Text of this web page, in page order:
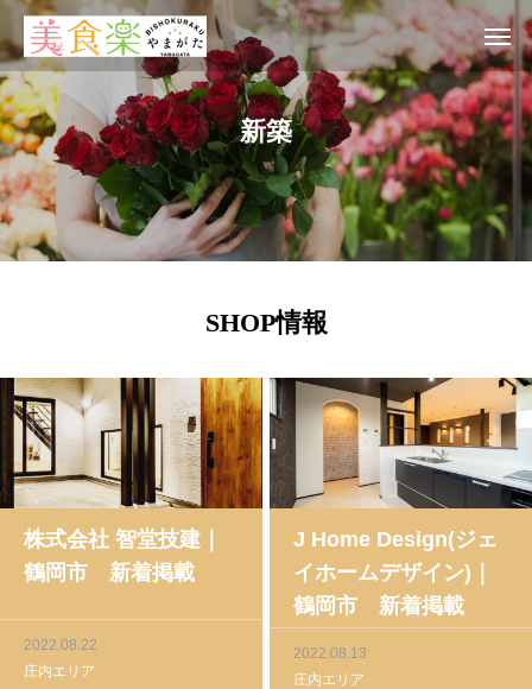
新築
SHOP情報
株式会社 智堂技建｜
鶴岡市 新着掲載
2022.08.22
庄内エリア
J Home Design(ジェ
イホームデザイン)｜
鶴岡市 新着掲載
2022.08.13
庄内エリア